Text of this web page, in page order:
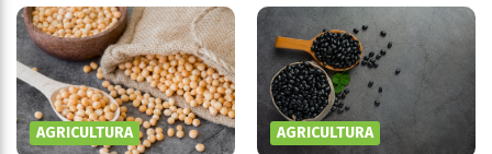
AGRICULTURA AGRICULTURA